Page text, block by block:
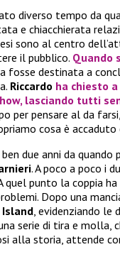
diverso tempo da
e chiacchierata
sono al centro
il pubblico. Quando
fosse destinata a
Riccardo ha chiesto a
lasciando tutti
per pensare al da
cosa è
due anni da
. A poco a poco i
quel punto la coppia
Dopo una
, evidenziando
serie di tira e molla,
alla storia, attende